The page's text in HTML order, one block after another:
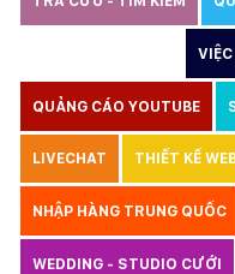
QUẢNG CÁO YOUTUBE
LIVECHAT THIẾT KẾ
NHẬP HÀNG TRUNG QUỐC
WEDDING - STUDIO CƯỚI